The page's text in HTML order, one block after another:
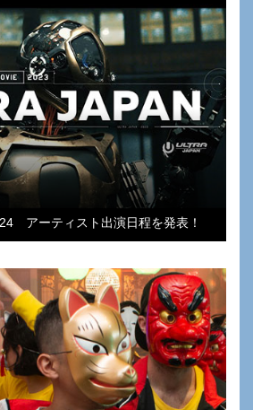
アーティスト出演日程を発表！